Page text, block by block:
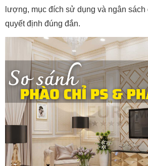
lượng, mục đích sử dụng và ngân
quyết định đúng đắn.